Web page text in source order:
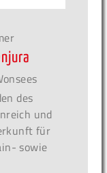
des
und
für
sowie